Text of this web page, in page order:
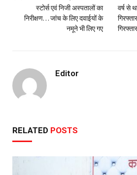
स्टोर्स एवं निजी अस्पतालों का
निरीक्षण… जांच के लिए दवाईयों के
नमूने भी लिए गए
वर्ष से
गिरफ्तार
Editor
RELATED POSTS